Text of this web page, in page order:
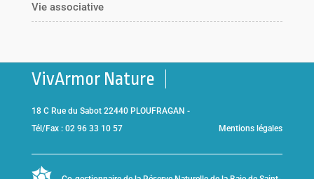
Vie associative
VivArmor Nature
18 C Rue du Sabot 22440 PLOUFRAGAN -
Tél/Fax : 02 96 33 10 57
Mentions légales